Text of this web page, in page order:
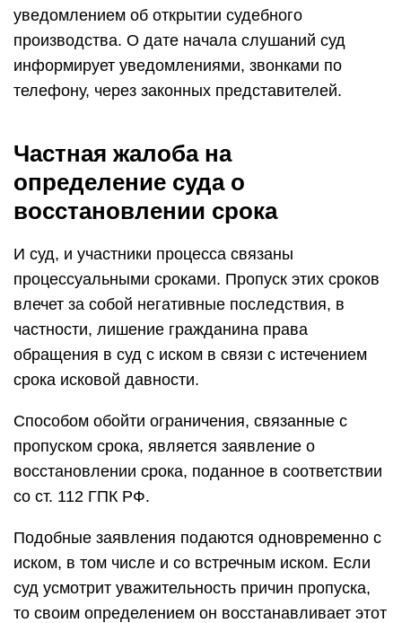
уведомлением об открытии судебного
производства. О дате начала слушаний суд
информирует уведомлениями, звонками по
телефону, через законных представителей.
Частная жалоба на
определение суда о
восстановлении срока
И суд, и участники процесса связаны
процессуальными сроками. Пропуск этих сроков
влечет за собой негативные последствия, в
частности, лишение гражданина права
обращения в суд с иском в связи с истечением
срока исковой давности.
Способом обойти ограничения, связанные с
пропуском срока, является заявление о
восстановлении срока, поданное в соответствии
со ст. 112 ГПК РФ.
Подобные заявления подаются одновременно с
иском, в том числе и со встречным иском. Если
суд усмотрит уважительность причин пропуска,
то своим определением он восстанавливает этот